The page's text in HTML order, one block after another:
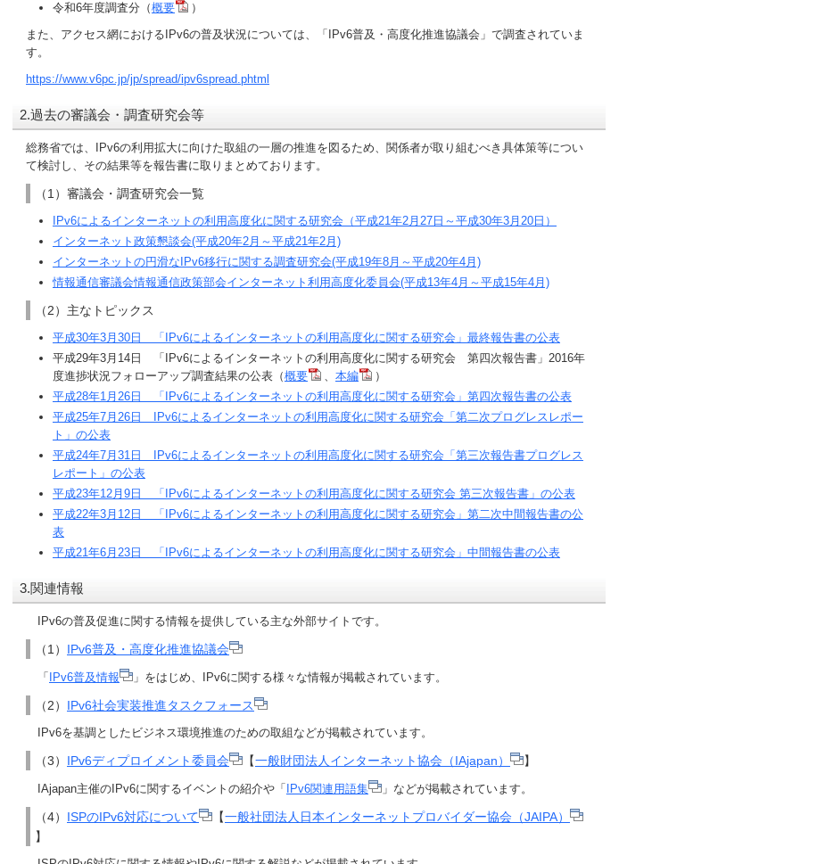
令和6年度調査分（概要
）
また、アクセス網におけるIPv6の普及状況については、「IPv6普及・高度化推進協議会」で調査されていま
す。
https://www.v6pc.jp/jp/spread/ipv6spread.phtml
2.過去の審議会・調査研究会等
総務省では、IPv6の利用拡大に向けた取組の一層の推進を図るため、関係者が取り組むべき具体策等につい
て検討し、その結果等を報告書に取りまとめております。
（1）審議会・調査研究会一覧
IPv6によるインターネットの利用高度化に関する研究会（平成21年2月27日～平成30年3月20日）
インターネット政策懇談会(平成20年2月～平成21年2月)
インターネットの円滑なIPv6移行に関する調査研究会(平成19年8月～平成20年4月)
情報通信審議会情報通信政策部会インターネット利用高度化委員会(平成13年4月～平成15年4月)
（2）主なトピックス
平成30年3月30日 「IPv6によるインターネットの利用高度化に関する研究会」最終報告書の公表
平成29年3月14日 「IPv6によるインターネットの利用高度化に関する研究会 第四次報告書」2016年
度進捗状況フォローアップ調査結果の公表（概要 、 本編
）
平成28年1月26日 「IPv6によるインターネットの利用高度化に関する研究会」第四次報告書の公表
平成25年7月26日 IPv6によるインターネットの利用高度化に関する研究会「第二次プログレスレポー
ト」の公表
平成24年7月31日 IPv6によるインターネットの利用高度化に関する研究会「第三次報告書プログレス
レポート」の公表
平成23年12月9日 「IPv6によるインターネットの利用高度化に関する研究会 第三次報告書」の公表
平成22年3月12日 「IPv6によるインターネットの利用高度化に関する研究会」第二次中間報告書の公
表
平成21年6月23日 「IPv6によるインターネットの利用高度化に関する研究会」中間報告書の公表
3.関連情報
IPv6の普及促進に関する情報を提供している主な外部サイトです。
（1） IPv6普及・高度化推進協議会
「 IPv6普及情報 」をはじめ、IPv6に関する様々な情報が掲載されています。
（2） IPv6社会実装推進タスクフォース
IPv6を基調としたビジネス環境推進のための取組などが掲載されています。
（3） IPv6ディプロイメント委員会 【一般財団法人インターネット協会（IAjapan） 】
IAjapan主催のIPv6に関するイベントの紹介や「 IPv6関連用語集 」などが掲載されています。
（4） ISPのIPv6対応について 【一般社団法人日本インターネットプロバイダー協会（JAIPA）
】